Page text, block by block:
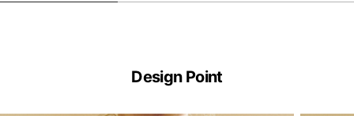
Design Point